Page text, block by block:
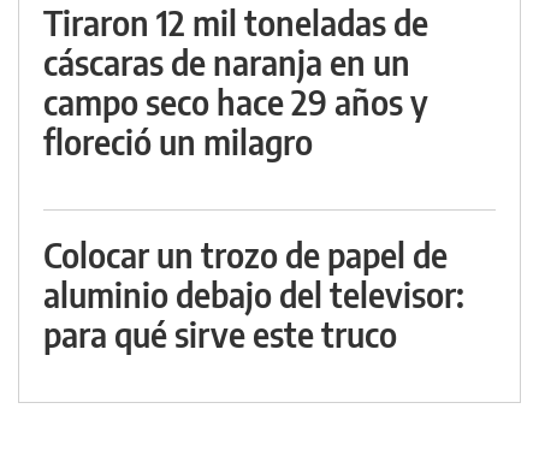
Tiraron 12 mil toneladas de
cáscaras de naranja en un
campo seco hace 29 años y
floreció un milagro
Colocar un trozo de papel de
aluminio debajo del televisor:
para qué sirve este truco